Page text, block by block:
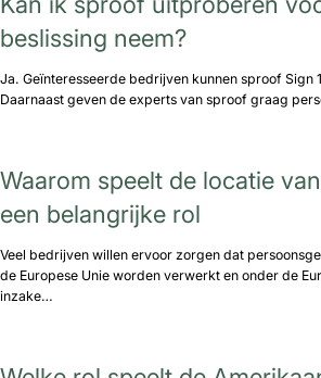
beslissing neem?
Ja. Geïnteresseerde bedrijven kunnen sproof Sign
Daarnaast geven de experts van sproof graag
Waarom speelt de locatie
een belangrijke rol
Veel bedrijven willen ervoor zorgen dat
de Europese Unie worden verwerkt en onder de
inzake…